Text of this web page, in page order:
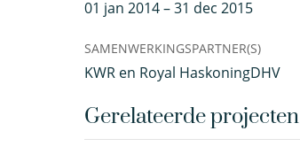
01 jan 2014 – 31 dec 2015
SAMENWERKINGSPARTNER(S)
KWR en Royal HaskoningDHV
Gerelateerde projecten